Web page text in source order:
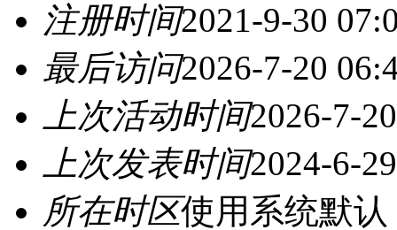
注册时间2021-9-30
最后访问2026-7-20
上次活动时间2026-7-
上次发表时间2024-6-
所在时区使用系统默认